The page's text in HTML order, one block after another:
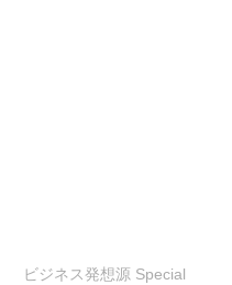
ビジネス発想源 Special